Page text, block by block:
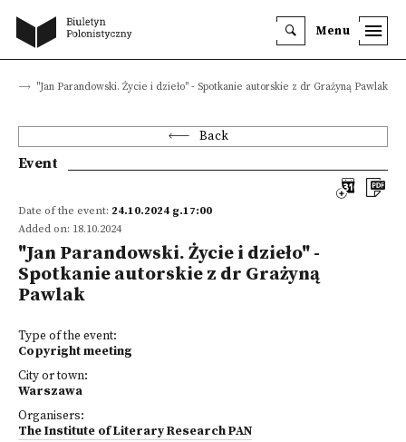
Menu
"Jan Parandowski. Życie i dzieło" - Spotkanie autorskie z dr Grażyną Pawlak
Back
Event
Date of the event: 24.10.2024 g.17:00
Added on: 18.10.2024
"Jan Parandowski. Życie i dzieło" -
Spotkanie autorskie z dr Grażyną
Pawlak
Type of the event:
Copyright meeting
City or town:
Warszawa
Organisers:
The Institute of Literary Research PAN